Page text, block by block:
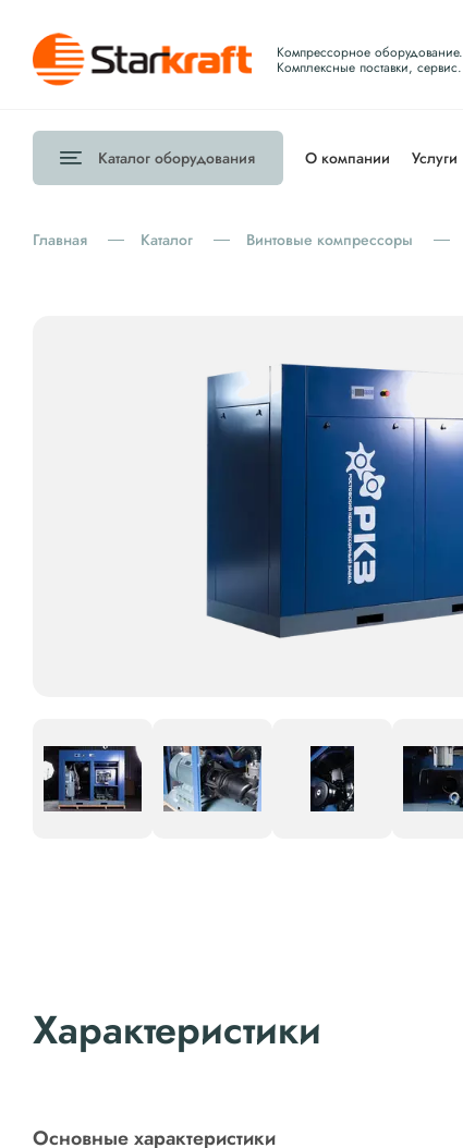
Компрессорное оборудование.
Комплексные поставки, сервис.
Каталог оборудования О компании Услуги
Главная Каталог Винтовые компрессоры
Характеристики
Основные характеристики